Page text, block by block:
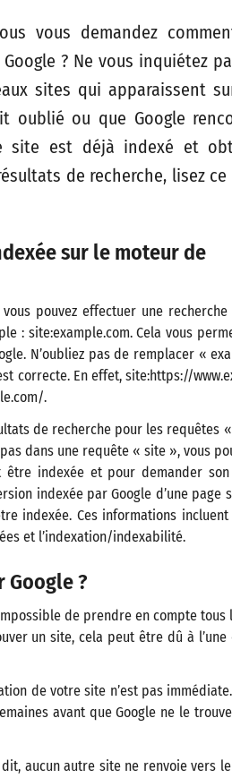
vous demandez
? Ne vous inquiétez
sites qui apparaissent
oublié ou que Google
site est déjà indexé et
de recherche, lisez ce
sur le moteur de
pouvez effectuer une
: site:example.com. Cela vous
N’oubliez pas de remplacer «
correcte. En effet, site:https://
.
de recherche pour les requêtes
pas dans une requête « site », vous
indexée et pour demander son
indexée par Google d’une page
indexée. Ces informations
et l’indexation/indexabilité.
Google ?
de prendre en compte tous
un site, cela peut être dû à l’une
de votre site n’est pas
avant que Google ne le
aucun autre site ne renvoie vers